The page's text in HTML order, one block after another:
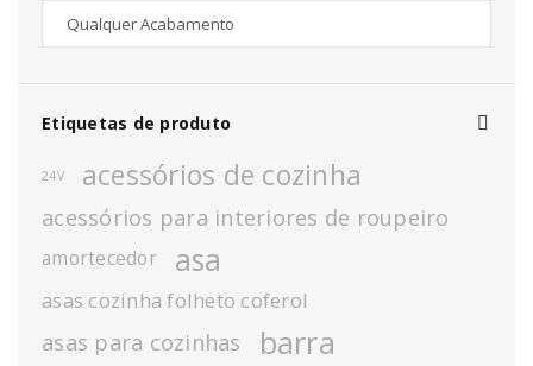
Etiquetas de produto
24V acessórios de cozinha
acessórios para interiores de roupeiro
amortecedor asa
asas cozinha folheto coferol
asas para cozinhas barra